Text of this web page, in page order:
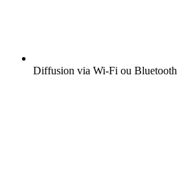
Diffusion via Wi-Fi ou Bluetooth